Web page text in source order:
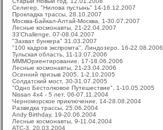
Селигер, "Нилова пустынь" 14-16.12.2007
Прокладка трассы, 28.10.2007
Москва-Байкал-Алтай-Москва, 1-30.07.2007
Лесные космонавты, 21-22.04.2007
33'Challenge, 07-08.04.2007
"Захват бункера" 31.03.2007
"100 кадров экспромта". Линдозеро. 16-22.08.2006
Тульская область, 11-13.07.2006
МММОриентирование. 17-18.06.2006
Лесные космонавты, 21-23.04.2006
Осенний призыв 2005, 1-2.10.2005
Солдатский мост, 30-31.07.2005
"Одно Бестолковое Путешествие", 1-10.05.2005
Nissan 4x4 - 5 лет, 06-07.11.2004
Черноморское приключение, 14-28.08.2004
Разведка трассы, 25.06.2004
Andy Birthday, 19-20.06.2004
Лесные космонавты, 9-11.04.2004
ATC-3, 20.03.2004